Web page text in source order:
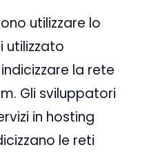
utilizzare lo
utilizzato
la rete
Gli sviluppatori
in hosting
le reti